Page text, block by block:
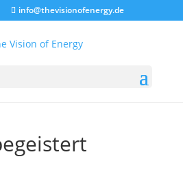
info@thevisionofenergy.de